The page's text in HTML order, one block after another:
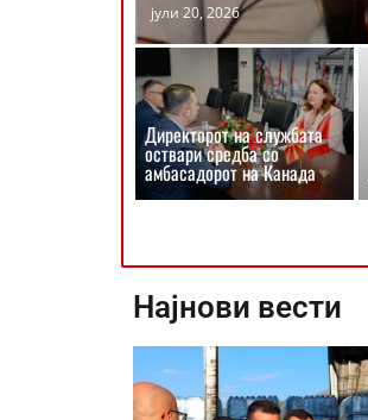
јули 20, 2026
Директорот на службата
оствари средба со
амбасадорот на Канада
Најнови вести